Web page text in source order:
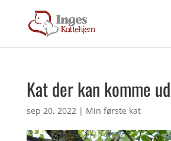
Kat der kan komme ud
sep 20, 2022| Min første kat